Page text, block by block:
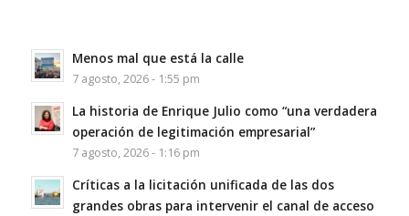
Menos mal que está la calle
7 agosto, 2026 - 1:55 pm
La historia de Enrique Julio como “una verdadera
operación de legitimación empresarial”
7 agosto, 2026 - 1:16 pm
Críticas a la licitación unificada de las dos
grandes obras para intervenir el canal de acceso